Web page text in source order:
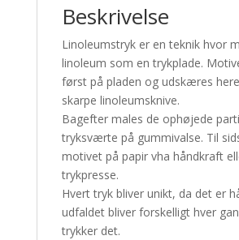
Beskrivelse
Linoleumstryk er en teknik hvor
linoleum som en trykplade.
først på pladen og udskæres
skarpe linoleumsknive.
Bagefter males de ophøjede
tryksværte på gummivalse. Til
motivet på papir vha håndkraft
trykpresse.
Hvert tryk bliver unikt, da det er
udfaldet bliver forskelligt hver
trykker det.